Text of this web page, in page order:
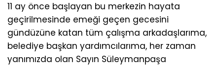
11 ay önce başlayan bu merkezin hayata
geçirilmesinde emeği geçen gecesini
gündüzüne katan tüm çalışma arkadaşlarıma,
belediye başkan yardımcılarıma, her zaman
yanımızda olan Sayın Süleymanpaşa